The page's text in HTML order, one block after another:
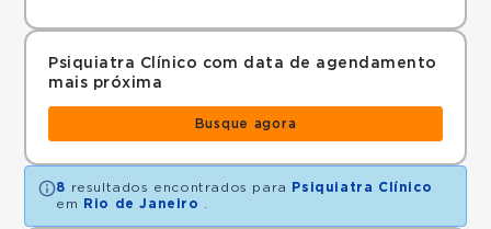
Psiquiatra Clínico com data de agendamento
mais próxima
Busque agora
8 resultados encontrados para
Psiquiatra Clínico
em
Rio de Janeiro